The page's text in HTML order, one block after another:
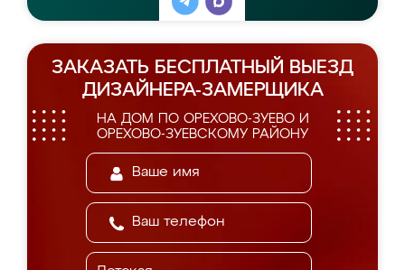
ЗАКАЗАТЬ БЕСПЛАТНЫЙ ВЫЕЗД
ДИЗАЙНЕРА-ЗАМЕРЩИКА
НА ДОМ ПО ОРЕХОВО-ЗУЕВО И
ОРЕХОВО-ЗУЕВСКОМУ РАЙОНУ